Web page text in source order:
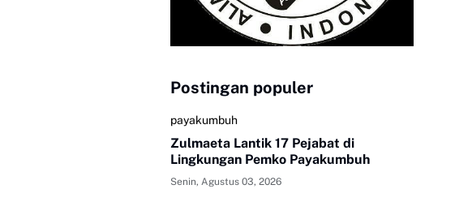
Postingan populer
payakumbuh
Zulmaeta Lantik 17 Pejabat di
Lingkungan Pemko Payakumbuh
Senin, Agustus 03, 2026